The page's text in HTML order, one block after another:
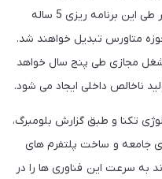
به طوری که طبق گفته ولیعهد این شهر طی این برنامه ریزی 5 ساله
متاورس تبدیل خواهند شد.
دوبی نیز ایجاد ۴۰ هزار شغل مجازی طی پنج سال خواهد
تکنا و طبق گزارش بلومبرگ،
جامعه و ساخت پلتفرم های
به سرعت این فناوری ها را در